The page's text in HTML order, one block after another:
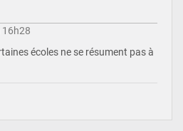
16h28
écoles ne se résument pas à